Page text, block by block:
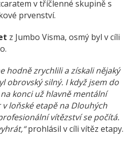
v tříčlenné skupině s
prvenství.
z Jumbo Visma, osmý byl v cíli
hodně zrychlili a získali nějaký
obrovský silný. I když jsem do
konci už hlavně mentální
loňské etapě na Dlouhých
vítězství se počítá.
prohlásil v cíli vítěz etapy.